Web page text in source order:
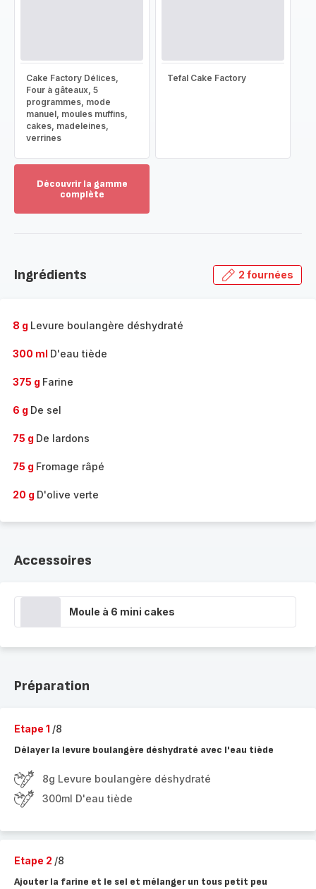
Cake Factory Délices,
Four à gâteaux, 5
programmes, mode
manuel, moules muffins,
cakes, madeleines,
verrines
Tefal Cake Factory
Découvrir la gamme
complète
gamme
Ingrédients 2 fournées
8 g Levure boulangère déshydraté
300 ml D'eau tiède
375 g Farine
6 g De sel
75 g De lardons
75 g Fromage râpé
20 g D'olive verte
Accessoires
Moule à 6 mini cakes
Préparation
Etape 1 /8
Délayer la levure boulangère déshydraté avec l'eau tiède
8g Levure boulangère déshydraté
300ml D'eau tiède
Etape 2 /8
Ajouter la farine et le sel et mélanger un tous petit peu